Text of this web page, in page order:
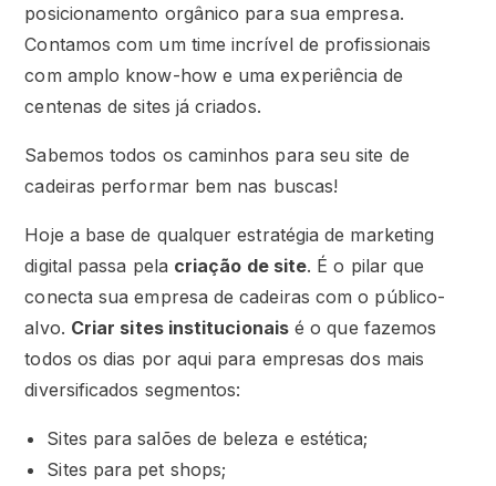
posicionamento orgânico para sua empresa.
Contamos com um time incrível de profissionais
com amplo know-how e uma experiência de
centenas de sites já criados.
Sabemos todos os caminhos para seu site de
cadeiras performar bem nas buscas!
Hoje a base de qualquer estratégia de marketing
digital passa pela criação de site. É o pilar que
conecta sua empresa de cadeiras com o público-
alvo. Criar sites institucionaisé o que fazemos
todos os dias por aqui para empresas dos mais
diversificados segmentos:
Sites para salões de beleza e estética;
Sites para pet shops;